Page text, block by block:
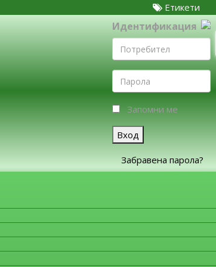
Етикети
Идентификация
Запомни ме
Вход
Забравена парола?